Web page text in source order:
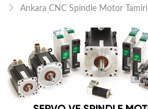
Ankara CNC Spindle Motor Tamiri